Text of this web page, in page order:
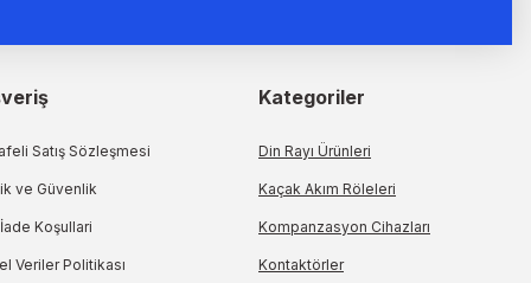
Satış Sözleşmesi
ve Güvenlik
Koşullari
Veriler Politikası
Kategoriler
Din Rayı Ürünleri
Kaçak Akım Röleleri
Kompanzasyon Cihazları
Kontaktörler